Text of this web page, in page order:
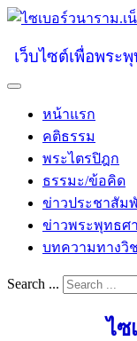
เว็บไซต์เพื่อพระ
หน้าแรก
คติธรรม
พระไตรปิฎก
ธรรมะ/ข้อคิด
ข่าวประชาสัม
ข่าวพระพุทธศ
บทความทางวิ
Search ...
ไซ